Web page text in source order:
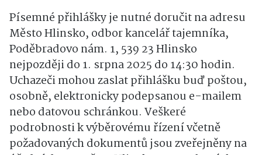
Písemné přihlášky je nutné doručit na adresu
Město Hlinsko, odbor kancelář tajemníka,
Poděbradovo nám. 1, 539 23 Hlinsko
nejpozději do 1. srpna 2025 do 14:30 hodin.
Uchazeči mohou zaslat přihlášku buď poštou,
osobně, elektronicky podepsanou e-mailem
nebo datovou schránkou. Veškeré
podrobnosti k výběrovému řízení včetně
požadovaných dokumentů jsou zveřejněny na